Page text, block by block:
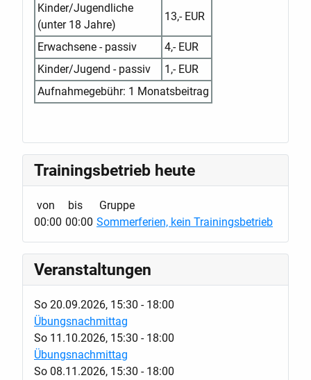
Trainingsbetrieb heute
von bis
Gruppe
00:00 00:00 Sommerferien, kein Trainingsbetrieb
Veranstaltungen
So 20.09.2026, 15:30 - 18:00
Übungsnachmittag
So 11.10.2026, 15:30 - 18:00
Übungsnachmittag
So 08.11.2026, 15:30 - 18:00
Kinder/Jugendliche
(unter 18 Jahre)
13,- EUR
Erwachsene - passiv
4,- EUR
Kinder/Jugend - passiv
1,- EUR
Aufnahmegebühr: 1 Monatsbeitrag